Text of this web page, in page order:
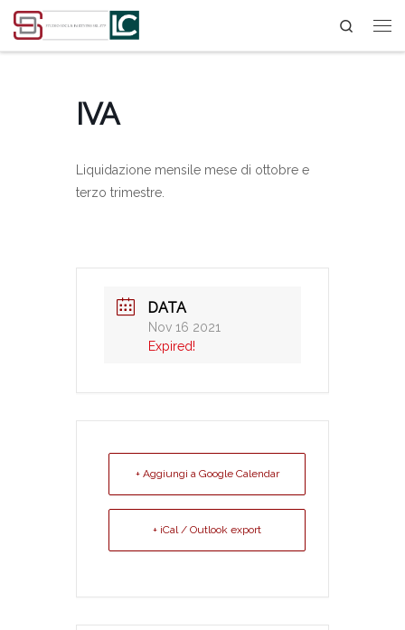
Passa al contenuto Search
IVA
Liquidazione mensile mese di ottobre e
terzo trimestre.
DATA
Nov 16 2021
Expired!
+ Aggiungi a Google Calendar
+ iCal / Outlook export